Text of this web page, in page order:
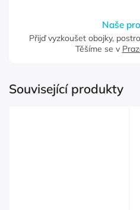
Naše
Přijď vyzkoušet obojky,
Těšíme se v
Související produkty